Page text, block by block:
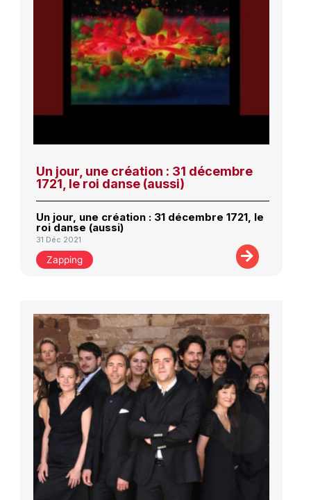
Un jour, une création : 31 décembre
1721, le roi danse (aussi)
Un jour, une création : 31 décembre 1721, le
roi danse (aussi)
31 Déc 2021
Zapping